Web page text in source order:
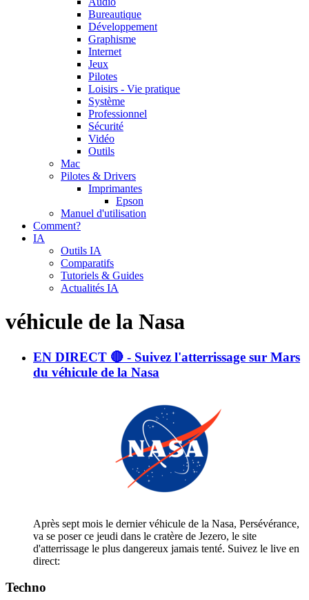
Bureautique
Développement
Graphisme
Internet
Jeux
Pilotes
Loisirs - Vie pratique
Système
Professionnel
Sécurité
Vidéo
Outils
Mac
Pilotes & Drivers
Imprimantes
Epson
Manuel d'utilisation
Comment?
IA
Outils IA
Comparatifs
Tutoriels & Guides
Actualités IA
véhicule de la Nasa
EN DIRECT 🔴 - Suivez l'atterrissage sur Mars
du véhicule de la Nasa
Après sept mois le dernier véhicule de la Nasa, Persévérance,
va se poser ce jeudi dans le cratère de Jezero, le site
d'atterrissage le plus dangereux jamais tenté. Suivez le live en
direct:
Techno